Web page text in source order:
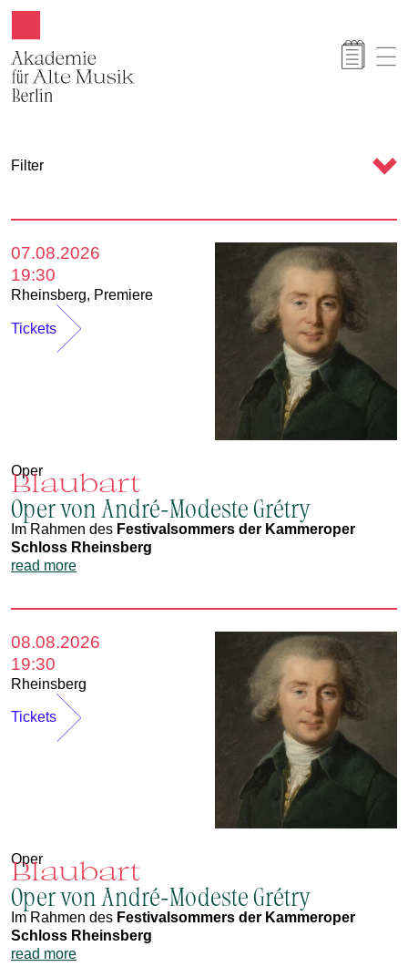
C
n
d
r
Filter
07.08.2026
19:30
Rheinsberg, Premiere
Tickets
Oper
Blaubart
Oper von André-Modeste Grétry
Im Rahmen des Festivalsommers der Kammeroper
Schloss Rheinsberg
read more
08.08.2026
19:30
Rheinsberg
Tickets
Oper
Blaubart
Oper von André-Modeste Grétry
Im Rahmen des Festivalsommers der Kammeroper
Schloss Rheinsberg
read more